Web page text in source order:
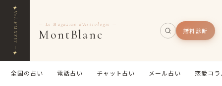
✦
Vol.MMXXVI ─
✦
— Le Magazine d'Astrologie —
MontBlanc 無料診断
全国の占い 電話占い チャット占い メール占い 恋愛コラ